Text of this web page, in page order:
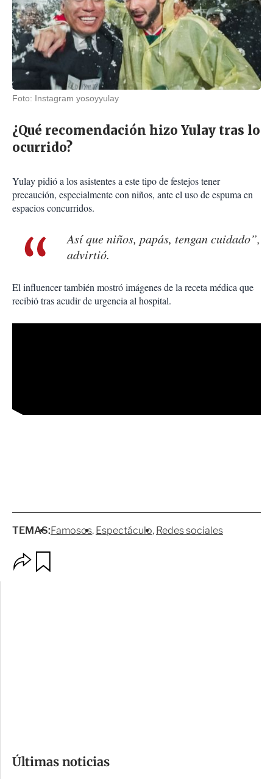
Foto: Instagram yosoyyulay
¿Qué recomendación hizo Yulay tras lo
ocurrido?
Yulay pidió a los asistentes a este tipo de festejos tener
precaución, especialmente con niños, ante el uso de espuma en
espacios concurridos.
Así que niños, papás, tengan cuidado”,
advirtió.
El influencer también mostró imágenes de la receta médica que
recibió tras acudir de urgencia al hospital.
TEMAS:Famosos Espectáculo Redes sociales
p
m
Últimas noticias